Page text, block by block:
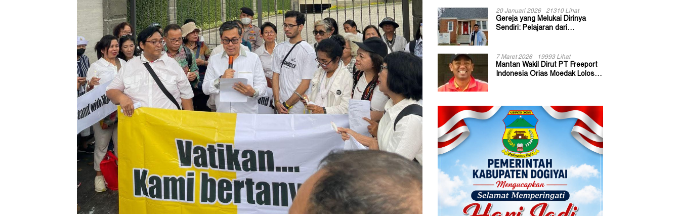
20 Januari 2026 21310 Lihat
Gereja yang Melukai Dirinya
Sendiri: Pelajaran dari
7 Maret 2026 19993 Lihat
Mantan Wakil Dirut PT Freeport
Indonesia Orias Moedak Lolos